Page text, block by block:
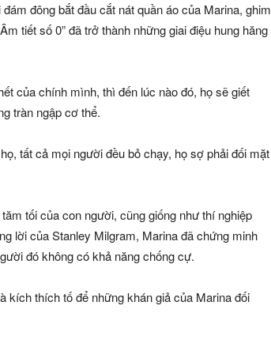
đông bắt đầu cắt nát quần áo của Marina, ghim
tiết số 0” đã trở thành những giai điệu hung hăng
của chính mình, thì đến lúc nào đó, họ sẽ giết
tràn ngập cơ thể.
tất cả mọi người đều bỏ chạy, họ sợ phải đối mặt
tối của con người, cũng giống như thí nghiệp
lời của Stanley Milgram, Marina đã chứng minh
đó không có khả năng chống cự.
kích thích tố để những khán giả của Marina đối